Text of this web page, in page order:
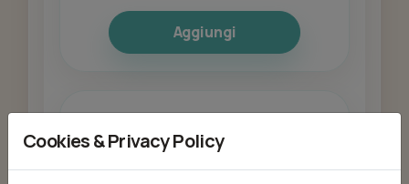
Aggiungi
Baffetto
da 2,00 €
Cookies & Privacy Policy